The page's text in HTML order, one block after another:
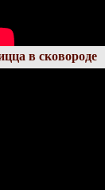
в сковороде